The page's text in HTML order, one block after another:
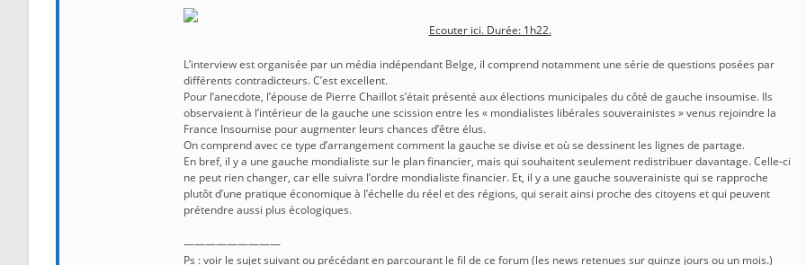
Ecouter ici. Durée: 1h22.
L’interview est organisée par un média indépendant Belge, il comprend notamment une série de questions posées par
différents contradicteurs. C’est excellent.
Pour l’anecdote, l’épouse de Pierre Chaillot s’était présenté aux élections municipales du côté de gauche insoumise. Ils
observaient à l’intérieur de la gauche une scission entre les « mondialistes libérales souverainistes » venus rejoindre la
France Insoumise pour augmenter leurs chances d’être élus.
On comprend avec ce type d’arrangement comment la gauche se divise et où se dessinent les lignes de partage.
En bref, il y a une gauche mondialiste sur le plan financier, mais qui souhaitent seulement redistribuer davantage. Celle-ci
ne peut rien changer, car elle suivra l’ordre mondialiste financier. Et, il y a une gauche souverainiste qui se rapproche
plutôt d’une pratique économique à l’échelle du réel et des régions, qui serait ainsi proche des citoyens et qui peuvent
prétendre aussi plus écologiques.
—————————
Ps : voir le sujet suivant ou précédant en parcourant le fil de ce forum (les news retenues sur quinze jours ou un mois.)